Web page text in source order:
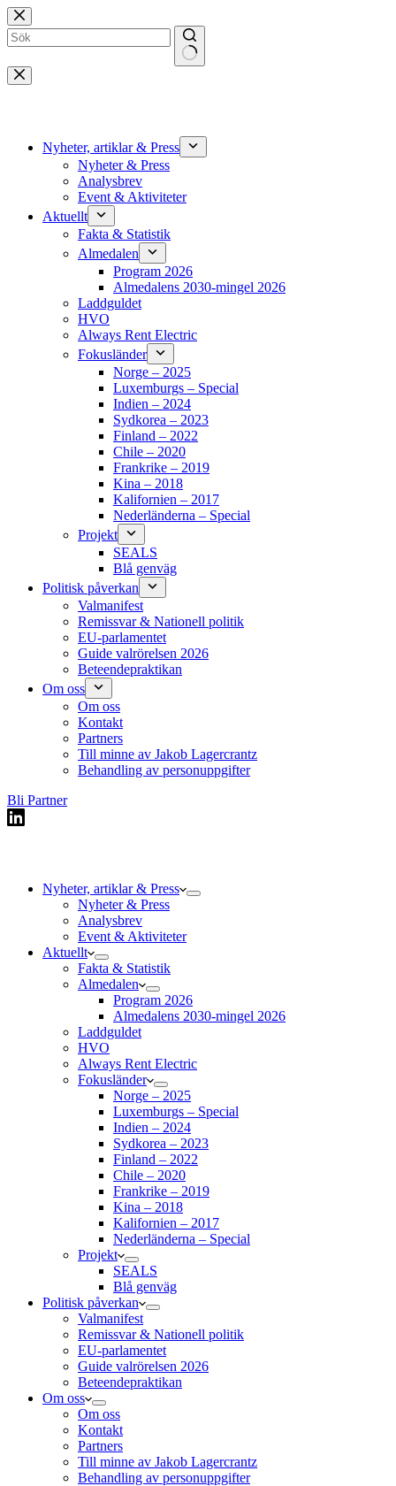
Hoppa
till
innehåll
Inga
resultat
Nyheter, artiklar & Press
Nyheter & Press
Analysbrev
Event & Aktiviteter
Aktuellt
Fakta & Statistik
Almedalen
Program 2026
Almedalens 2030-mingel 2026
Laddguldet
HVO
Always Rent Electric
Fokusländer
Norge – 2025
Luxemburgs – Special
Indien – 2024
Sydkorea – 2023
Finland – 2022
Chile – 2020
Frankrike – 2019
Kina – 2018
Kalifornien – 2017
Nederländerna – Special
Projekt
SEALS
Blå genväg
Politisk påverkan
Valmanifest
Remissvar & Nationell politik
EU-parlamentet
Guide valrörelsen 2026
Beteendepraktikan
Om oss
Om oss
Kontakt
Partners
Till minne av Jakob Lagercrantz
Behandling av personuppgifter
Bli Partner
Nyheter, artiklar & Press
Nyheter & Press
Analysbrev
Event & Aktiviteter
Aktuellt
Fakta & Statistik
Almedalen
Program 2026
Almedalens 2030-mingel 2026
Laddguldet
HVO
Always Rent Electric
Fokusländer
Norge – 2025
Luxemburgs – Special
Indien – 2024
Sydkorea – 2023
Finland – 2022
Chile – 2020
Frankrike – 2019
Kina – 2018
Kalifornien – 2017
Nederländerna – Special
Projekt
SEALS
Blå genväg
Politisk påverkan
Valmanifest
Remissvar & Nationell politik
EU-parlamentet
Guide valrörelsen 2026
Beteendepraktikan
Om oss
Om oss
Kontakt
Partners
Till minne av Jakob Lagercrantz
Behandling av personuppgifter